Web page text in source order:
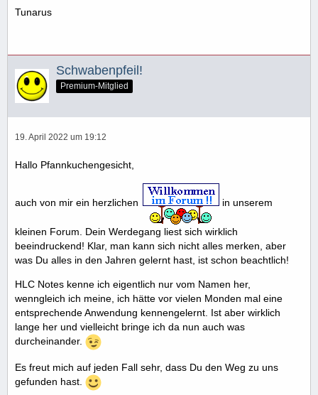
Tunarus
Schwabenpfeil!
Premium-Mitglied
19. April 2022 um 19:12
Hallo Pfannkuchengesicht,
auch von mir ein herzlichen in unserem
kleinen Forum. Dein Werdegang liest sich wirklich
beeindruckend! Klar, man kann sich nicht alles merken, aber
was Du alles in den Jahren gelernt hast, ist schon beachtlich!
HLC Notes kenne ich eigentlich nur vom Namen her,
wenngleich ich meine, ich hätte vor vielen Monden mal eine
entsprechende Anwendung kennengelernt. Ist aber wirklich
lange her und vielleicht bringe ich da nun auch was
durcheinander.
Es freut mich auf jeden Fall sehr, dass Du den Weg zu uns
gefunden hast.